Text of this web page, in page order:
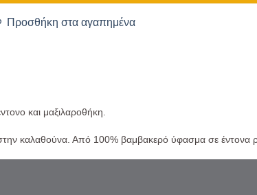
Προσθήκη στα αγαπημένα
και μαξιλαροθήκη.
καλαθούνα. Από 100% βαμβακερό ύφασμα σε έντονα